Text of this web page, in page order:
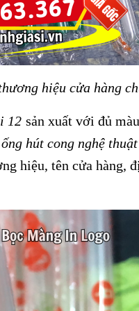
hiệu cửa hàng
12 sản xuất với đủ
hút cong nghệ thuật
hiệu, tên cửa hàng,